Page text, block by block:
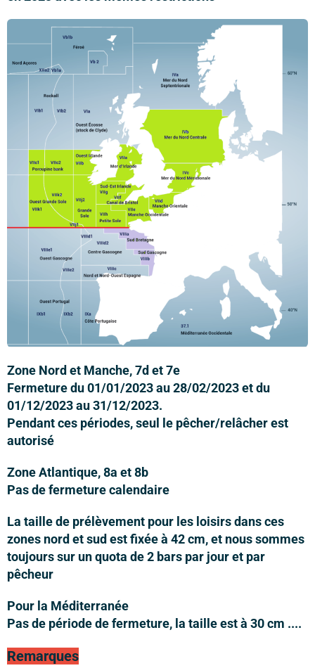
Zone Nord et Manche, 7d et 7e
Fermeture du 01/01/2023 au 28/02/2023 et du
01/12/2023 au 31/12/2023.
Pendant ces périodes, seul le pêcher/relâcher est
autorisé
Zone Atlantique, 8a et 8b
Pas de fermeture calendaire
La taille de prélèvement pour les loisirs dans ces
zones nord et sud est fixée à 42 cm, et nous sommes
toujours sur un quota de 2 bars par jour et par
pêcheur
Pour la Méditerranée
Pas de période de fermeture, la taille est à 30 cm ....
Remarques